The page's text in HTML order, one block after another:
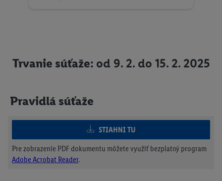
Trvanie súťaže: od 9. 2. do 15. 2. 2025
Pravidlá súťaže
STIAHNI TU
Pre zobrazenie PDF dokumentu môžete využiť bezplatný program
Adobe Acrobat Reader.